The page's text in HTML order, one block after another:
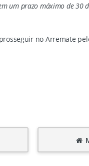
um prazo máximo de 30
no Arremate